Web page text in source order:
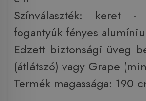
Színválaszték: keret -
fogantyúk fényes
Edzett biztonsági üveg
(átlátszó) vagy Grape
Termék magassága: 190